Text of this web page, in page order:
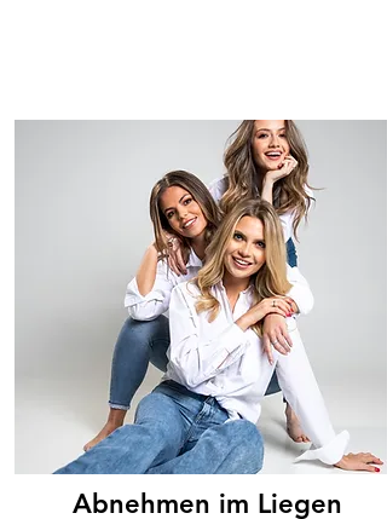
Abnehmen im Liegen